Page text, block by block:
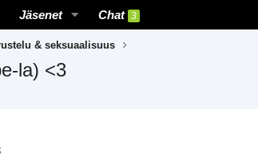
Jäsenet Chat 3
& seksuaalisuus
la) <3